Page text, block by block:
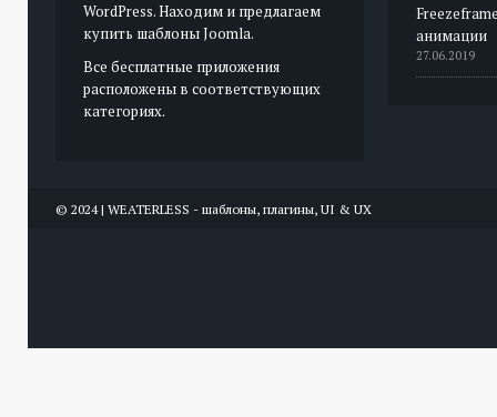
WordPress. Находим и предлагаем
купить шаблоны Joomla.
Все бесплатные приложения
расположены в соответствующих
категориях.
анимации
27.06.2019
© 2024 | WEATERLESS - шаблоны, плагины, UI & UX